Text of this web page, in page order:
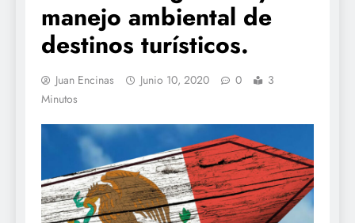
manejo ambiental de
destinos turísticos.
Juan Encinas Junio 10, 2020 0
3
Minutos